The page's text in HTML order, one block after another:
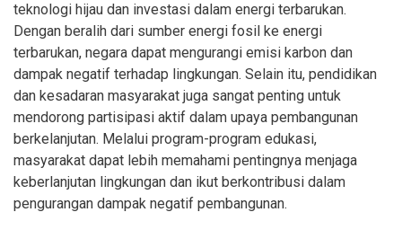
teknologi hijau dan investasi dalam energi terbarukan.
Dengan beralih dari sumber energi fosil ke energi
terbarukan, negara dapat mengurangi emisi karbon dan
dampak negatif terhadap lingkungan. Selain itu, pendidikan
dan kesadaran masyarakat juga sangat penting untuk
mendorong partisipasi aktif dalam upaya pembangunan
berkelanjutan. Melalui program-program edukasi,
masyarakat dapat lebih memahami pentingnya menjaga
keberlanjutan lingkungan dan ikut berkontribusi dalam
pengurangan dampak negatif pembangunan.